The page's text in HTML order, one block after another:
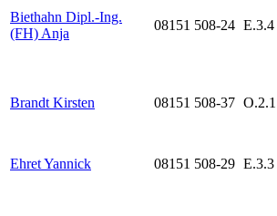
Biethahn Dipl.-Ing.
(FH) Anja
08151 508-24 E.3.4
Brandt Kirsten 08151 508-37 O.2.1
Ehret Yannick 08151 508-29 E.3.3